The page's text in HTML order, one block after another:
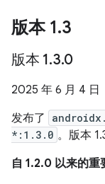
版本 1.3
版本 1.3.0
2025 年 6 月 4 日
发布了
*:1.3.0 。版本
自 1.2.0 以来的重